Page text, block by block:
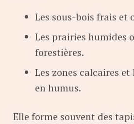
Les sous-bois frais et
Les prairies humides
forestières.
Les zones calcaires et
en humus.
Elle forme souvent des